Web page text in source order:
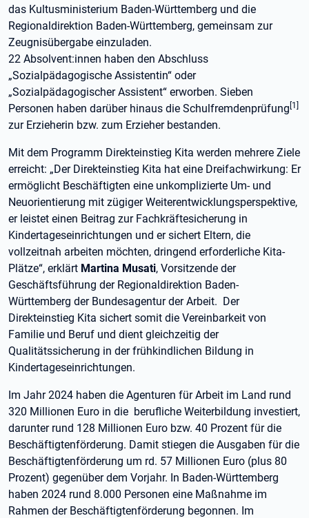
das Kultusministerium Baden-Württemberg und die
Regionaldirektion Baden-Württemberg, gemeinsam zur
Zeugnisübergabe einzuladen.
22 Absolvent:innen haben den Abschluss
„Sozialpädagogische Assistentin“ oder
„Sozialpädagogischer Assistent“ erworben. Sieben
Personen haben darüber hinaus die Schulfremdenprüfung [1]
zur Erzieherin bzw. zum Erzieher bestanden.
Mit dem Programm Direkteinstieg Kita werden mehrere Ziele
erreicht: „Der Direkteinstieg Kita hat eine Dreifachwirkung: Er
ermöglicht Beschäftigten eine unkomplizierte Um- und
Neuorientierung mit zügiger Weiterentwicklungsperspektive,
er leistet einen Beitrag zur Fachkräftesicherung in
Kindertageseinrichtungen und er sichert Eltern, die
vollzeitnah arbeiten möchten, dringend erforderliche Kita-
Plätze“, erklärt Martina Musati, Vorsitzende der
Geschäftsführung der Regionaldirektion Baden-
Württemberg der Bundesagentur der Arbeit. Der
Direkteinstieg Kita sichert somit die Vereinbarkeit von
Familie und Beruf und dient gleichzeitig der
Qualitätssicherung in der frühkindlichen Bildung in
Kindertageseinrichtungen.
Im Jahr 2024 haben die Agenturen für Arbeit im Land rund
320 Millionen Euro in die berufliche Weiterbildung investiert,
darunter rund 128 Millionen Euro bzw. 40 Prozent für die
Beschäftigtenförderung. Damit stiegen die Ausgaben für die
Beschäftigtenförderung um rd. 57 Millionen Euro (plus 80
Prozent) gegenüber dem Vorjahr. In Baden-Württemberg
haben 2024 rund 8.000 Personen eine Maßnahme im
Rahmen der Beschäftigtenförderung begonnen. Im